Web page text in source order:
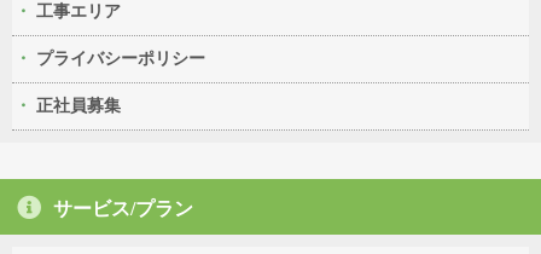
工事エリア
プライバシーポリシー
正社員募集
サービス/プラン